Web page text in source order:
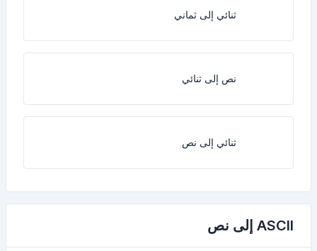
ثنائي إلى ثماني
نص إلى ثنائي
ثنائي إلى نص
ASCII إلى نص